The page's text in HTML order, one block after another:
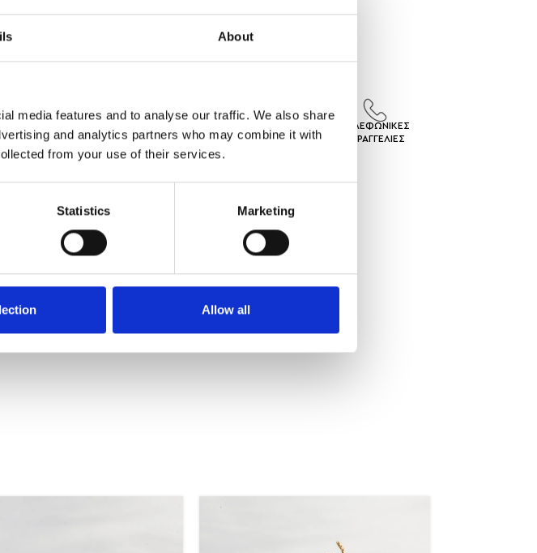
About
media features and to analyse our traffic. We also share
and analytics partners who may combine it with
from your use of their services.
Statistics Marketing
Allow all
ΜΕΤΑΦΟΡΙΚΑ
ΤΩΝ 35
ΑΣΦΑΛΕΙΣ
ΣΥΝΑΛΛΑΓEΣ
ΠΡΟΙΟΝΤΩΝ
ΤΗΛΕΦΩΝΙΚΕΣ
ΠΑΡΑΓΓΕΛΙΕΣ